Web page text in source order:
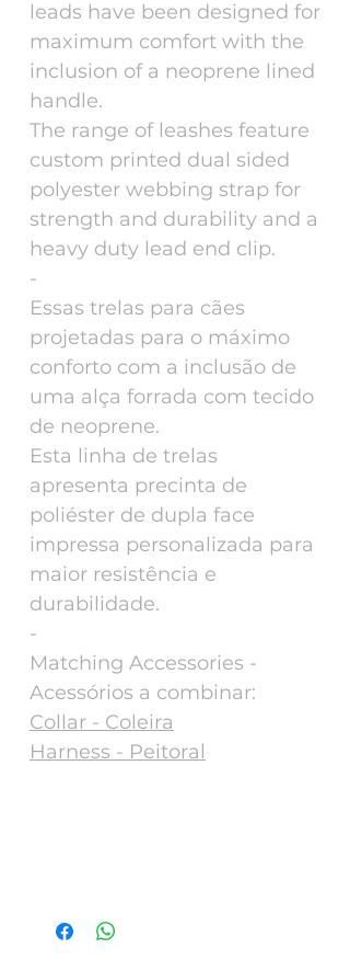
leads have been designed for
maximum comfort with the
inclusion of a neoprene lined
handle.
The range of leashes feature
custom printed dual sided
polyester webbing strap for
strength and durability and a
heavy duty lead end clip.
-
Essas trelas para cães
projetadas para o máximo
conforto com a inclusão de
uma alça forrada com tecido
de neoprene.
Esta linha de trelas
apresenta precinta de
poliéster de dupla face
impressa personalizada para
maior resistência e
durabilidade.
-
Matching Accessories -
Acessórios a combinar:
Collar - Coleira
Harness - Peitoral
Harness - Peitoral